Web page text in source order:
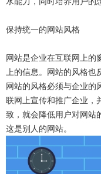
保持统一的网站风格
网站是企业在互联网上的
上的信息。网站的风格
网站的风格必须与企业的
联网上宣传和推广企业，
致，就会降低用户对网站
这是别人的网站。